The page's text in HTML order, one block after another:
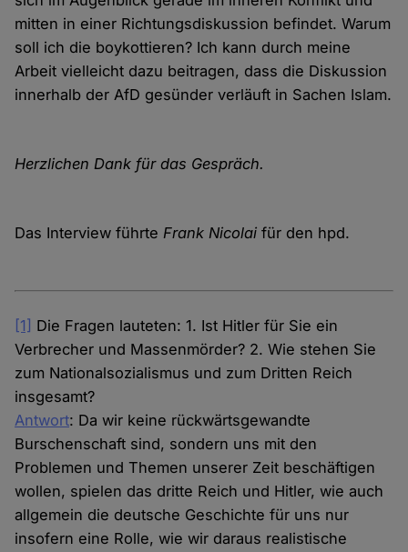
mitten in einer Richtungsdiskussion befindet. Warum
soll ich die boykottieren? Ich kann durch meine
Arbeit vielleicht dazu beitragen, dass die Diskussion
innerhalb der AfD gesünder verläuft in Sachen Islam.
Herzlichen Dank für das Gespräch.
Das Interview führteFrank Nicolai für den hpd.
[1] Die Fragen lauteten: 1. Ist Hitler für Sie ein
Verbrecher und Massenmörder? 2. Wie stehen Sie
zum Nationalsozialismus und zum Dritten Reich
insgesamt?
Antwort: Da wir keine rückwärtsgewandte
Burschenschaft sind, sondern uns mit den
Problemen und Themen unserer Zeit beschäftigen
wollen, spielen das dritte Reich und Hitler, wie auch
allgemein die deutsche Geschichte für uns nur
insofern eine Rolle, wie wir daraus realistische